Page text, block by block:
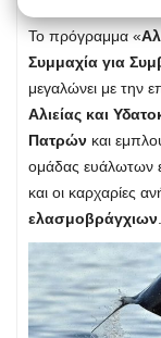
Το πρόγραμμα «
Συμμαχία για
μεγαλώνει με την
Αλιείας και
Πατρών και
ομάδας ευάλωτων
και οι καρχαρίες
ελασμοβράγχιων